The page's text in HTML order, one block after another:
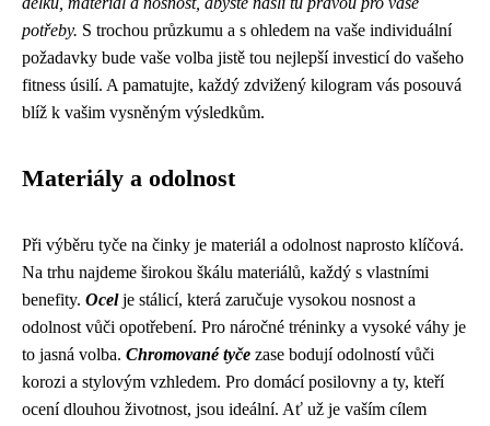
potřeby. S trochou průzkumu a s ohledem na vaše individuální
požadavky bude vaše volba jistě tou nejlepší investicí do vašeho
fitness úsilí. A pamatujte, každý zdvižený kilogram vás posouvá
blíž k vašim vysněným výsledkům.
Materiály a odolnost
Při výběru tyče na činky je materiál a odolnost naprosto klíčová.
Na trhu najdeme širokou škálu materiálů, každý s vlastními
benefity. Ocelje stálicí, která zaručuje vysokou nosnost a
odolnost vůči opotřebení. Pro náročné tréninky a vysoké váhy je
to jasná volba. Chromované tyče zase bodují odolností vůči
korozi a stylovým vzhledem. Pro domácí posilovny a ty, kteří
ocení dlouhou životnost, jsou ideální. Ať už je vaším cílem